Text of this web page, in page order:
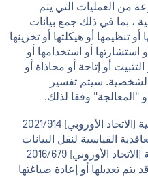
من العمليات التي يتم
، بما في ذلك جمع بيانات
تنظيمها أو هيكلتها أو تخزينها
استشارتها أو استخدامها أو
أو إتاحة أو محاذاة أو
الشخصية. سيتم تفسير
وفقا لذلك.
" تعني قرار المفوضية الأوروبية (الاتحاد الأوروبي) 2021/914
البنود التعاقدية القياسية لنقل البيانات
الشخصية إلى دول ثالثة وفقا للائحة (الاتحاد الأوروبي) 2016/679
تعديلها أو إعادة صياغتها